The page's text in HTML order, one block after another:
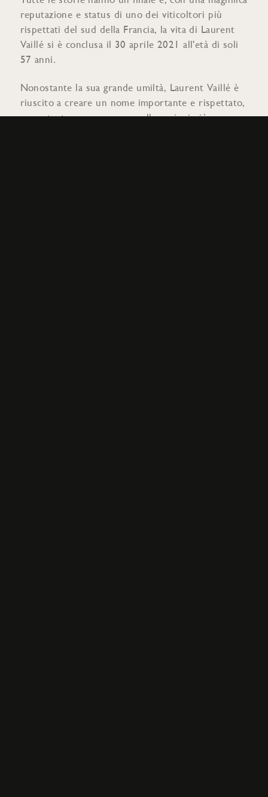
reputazione e status di uno dei viticoltori più
rispettati del sud della Francia, la vita di Laurent
Vaillé si è conclusa il 30 aprile 2021 all'età di soli
57 anni.
Nonostante la sua grande umiltà, Laurent Vaillé è
riuscito a creare un nome importante e rispettato,
nonostante non operasse nelle regioni più